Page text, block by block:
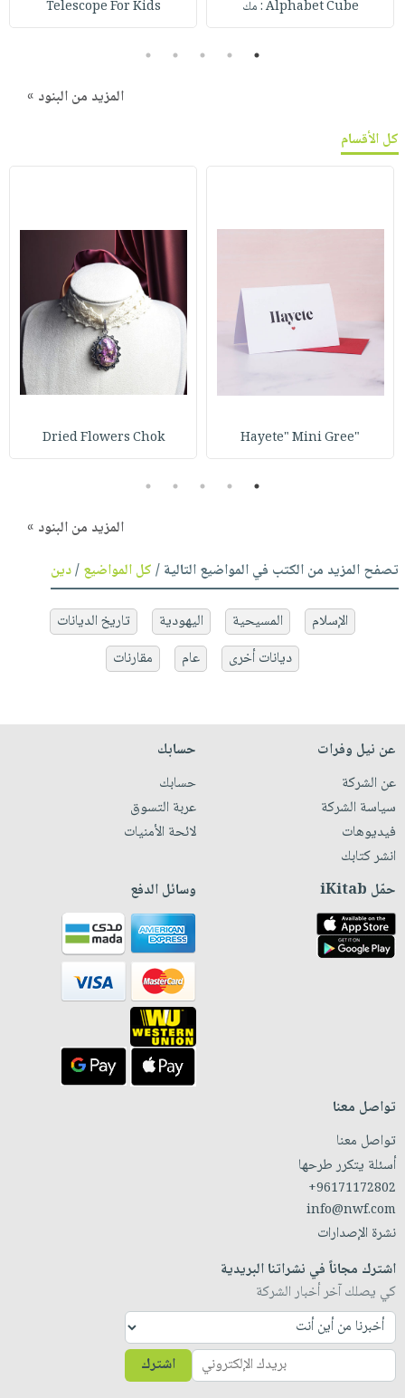
Alphabet Cube : مك Telescope For Kids
1
2
3
4
5
المزيد من البنود »
كل الأقسام
"Hayete" Mini Gree
Dried Flowers Chok
1
2
3
4
5
المزيد من البنود »
تصفح المزيد من الكتب في المواضيع التالية /كل المواضيع/دين
الإسلام المسيحية اليهودية
تاريخ الديانات
ديانات أخرى
عام مقارنات
عن نيل وفرات
عن الشركة
سياسة الشركة
فيديوهات
انشر كتابك
حسابك
حسابك
عربة التسوق
لائحة الأمنيات
حمّل iKitab وسائل الدفع
تواصل معنا
تواصل معنا
أسئلة يتكرر طرحها
+96171172802
info@nwf.com
نشرة الإصدارات
اشترك مجاناً في نشراتنا البريدية
كي يصلك آخر أخبار الشركة
اشترك